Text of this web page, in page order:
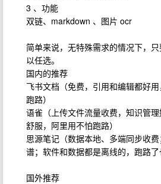
3 、功能
双链、markdown 、图片 ocr
简单来说，无特殊需求的情况下，
以任选。
国内的推荐
飞书文档（免费，引用和编辑都好
跑路）
语雀（上传文件流量收费，知识管
舒服，阿里用不怕跑路）
思源笔记（数据本地、多端同步收
谱；软件和数据都是离线的，跑路了
国外推荐